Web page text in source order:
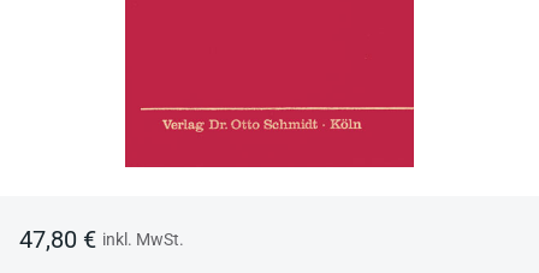
47,80 € inkl. MwSt.